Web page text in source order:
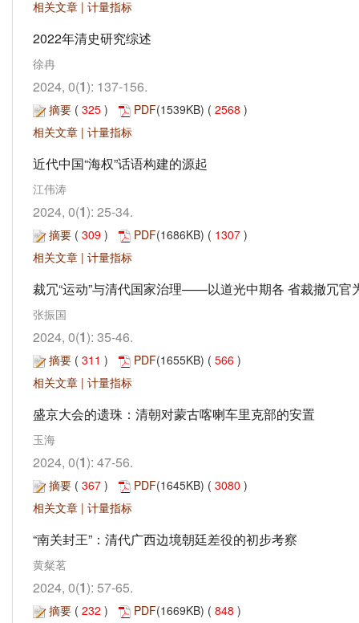
相关文章 | 计量指标
2022年清史研究综述
徐冉
2024, 0(1): 137-156.
摘要 ( 325 ) PDF(1539KB) ( 2568 )
相关文章 | 计量指标
近代中国“海权”话语构建的源起
江伟涛
2024, 0(1): 25-34.
摘要 ( 309 ) PDF(1686KB) ( 1307 )
相关文章 | 计量指标
裁冗“运动”与清代国家治理——以道光中期各 省裁撤冗官
张振国
2024, 0(1): 35-46.
摘要 ( 311 ) PDF(1655KB) ( 566 )
相关文章 | 计量指标
盛京大会的遗珠：清朝对蒙古喀喇车里克部的安置
玉海
2024, 0(1): 47-56.
摘要 ( 367 ) PDF(1645KB) ( 3080 )
相关文章 | 计量指标
“南关封王”：清代广西边境朝廷差役的初步考察
黄粲茗
2024, 0(1): 57-65.
摘要 ( 232 ) PDF(1669KB) ( 848 )